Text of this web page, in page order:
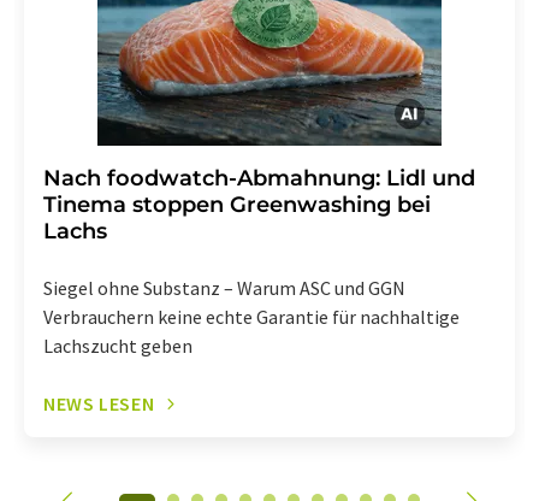
enthalten.
Nach foodwatch-Abmahnung: Lidl und
Tinema stoppen Greenwashing bei
Lachs
Siegel ohne Substanz – Warum ASC und GGN
Verbrauchern keine echte Garantie für nachhaltige
Lachszucht geben
NEWS LESEN